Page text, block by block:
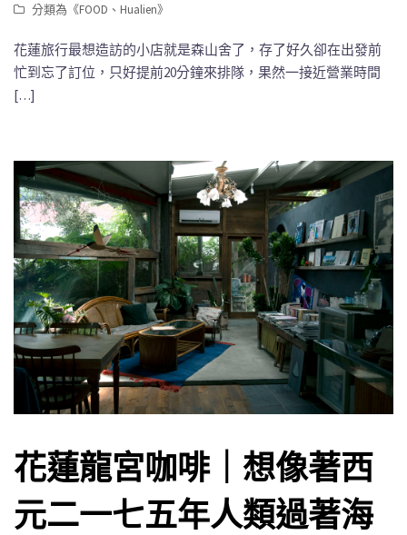
分類為《FOOD 、 Hualien》
花蓮旅行最想造訪的小店就是森山舍了，存了好久卻在出發前
忙到忘了訂位，只好提前20分鐘來排隊，果然一接近營業時間
[…]
花蓮龍宮咖啡｜想像著西
元二一七五年人類過著海